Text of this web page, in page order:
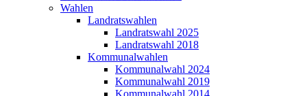
Wahlen
Landratswahlen
Landratswahl 2025
Landratswahl 2018
Kommunalwahlen
Kommunalwahl 2024
Kommunalwahl 2019
Kommunalwahl 2014